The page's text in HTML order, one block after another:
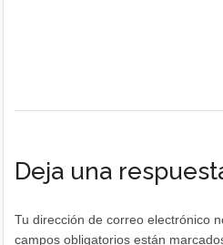
Deja una
Tu dirección de correo electrónico
campos obligatorios están